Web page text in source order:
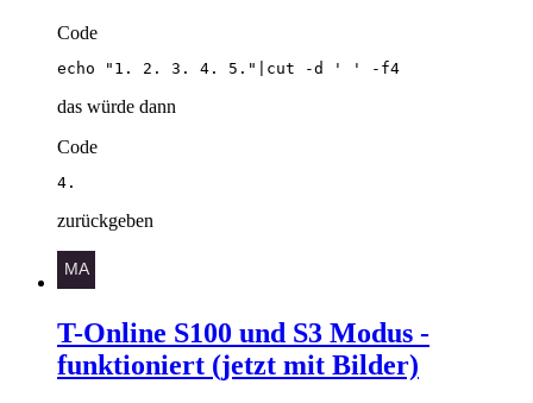
Code
echo "1. 2. 3. 4. 5."|cut -d ' ' -f4
das würde dann
Code
4.
zurückgeben
T-Online S100 und S3 Modus -
funktioniert (jetzt mit Bilder)